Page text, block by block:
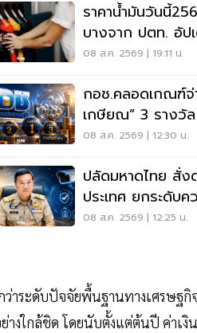
ราคาน้ำมันวันนี้
บางจาก ปตท. อัป
08 ส.ค. 2569 | 19:11 น.
กอช.คลอดเกณฑ์จ่
เกษียณ” 3 รางวั
พิเศษ
08 ส.ค. 2569 | 12:30 น.
ปลัดมหาดไทย สั่
ประเทศ ยกระดับ
โรงเรียน
08 ส.ค. 2569 | 12:25 น.
าระดับปัจจัยพื้นฐานทางเศรษฐกิ
างใกล้ชิด โดยนับตั้งแต่ต้นปี ค่าเ